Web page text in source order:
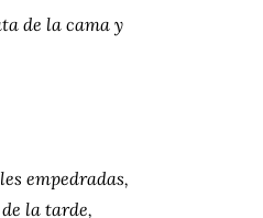
de la cama y
empedradas,
la tarde,